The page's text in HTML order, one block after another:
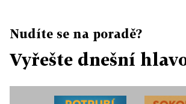
Nudíte se na poradě?
Vyřešte dnešní